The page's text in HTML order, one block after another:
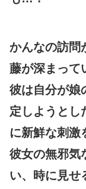
かんなの訪問
藤が深まって
彼は自分が娘
定しようとし
に新鮮な刺激
彼女の無邪気
い、時に見せ